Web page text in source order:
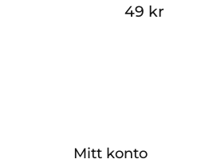
49 kr
Mitt konto